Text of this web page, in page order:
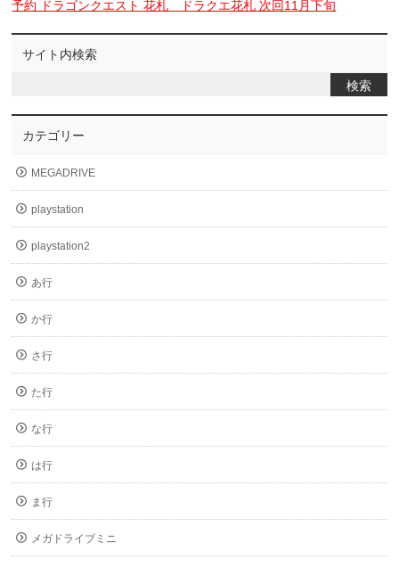
予約 ドラゴンクエスト 花札 ドラクエ花札 次回11月下旬
サイト内検索
カテゴリー
MEGADRIVE
playstation
playstation2
あ行
か行
さ行
た行
な行
は行
ま行
メガドライブミニ